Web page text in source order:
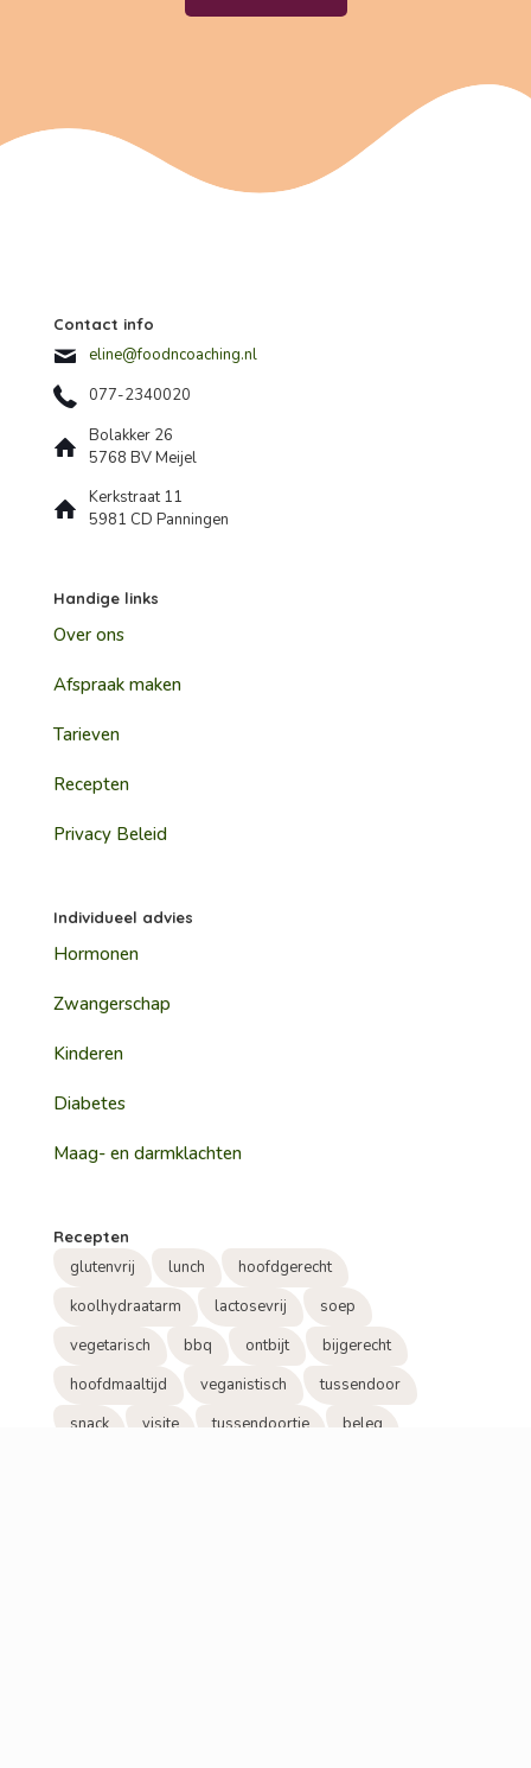
Contact info
eline@foodncoaching.nl
077-2340020
Bolakker 26
5768 BV Meijel
Kerkstraat 11
5981 CD Panningen
Handige links
Over ons
Afspraak maken
Tarieven
Recepten
Privacy Beleid
Individueel advies
Hormonen
Zwangerschap
Kinderen
Diabetes
Maag- en darmklachten
Recepten
glutenvrij lunch
hoofdgerecht
koolhydraatarm
lactosevrij
soep
vegetarisch
bbq ontbijt
bijgerecht
hoofdmaaltijd
veganistisch
tussendoor
snack
visite tussendoortje beleg